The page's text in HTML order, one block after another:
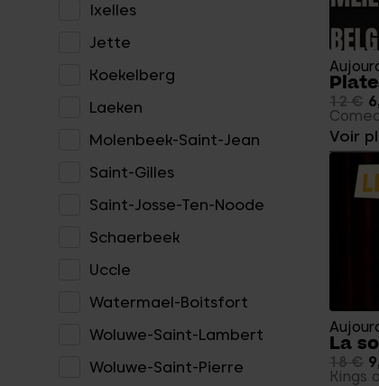
Ixelles
Jette
Koekelberg
Laeken
Molenbeek-Saint-Jean
Saint-Gilles
Saint-Josse-Ten-Noode
Schaerbeek
Uccle
Watermael-Boitsfort
Woluwe-Saint-Lambert
Woluwe-Saint-Pierre
12 €
Voir
La
18 €
Kings